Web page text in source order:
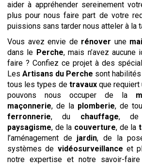
aider à appréhender sereinement
plus pour nous faire part de votre
puissions sans tarder nous atteler à la
Vous avez envie de rénover une
dans le Perche, mais n’avez aucune
faire ? Confiez ce projet à des
Les Artisans du Perche sont
tous les types de travauxque requiert
pouvons nous occuper de la
maçonnerie, de la plomberie, de
ferronnerie, du chauffage, de
paysagisme, de la couverture, de la
l’aménagement de jardin, de la
systèmes de vidéosurveillance et
notre expertise et notre savoir-faire